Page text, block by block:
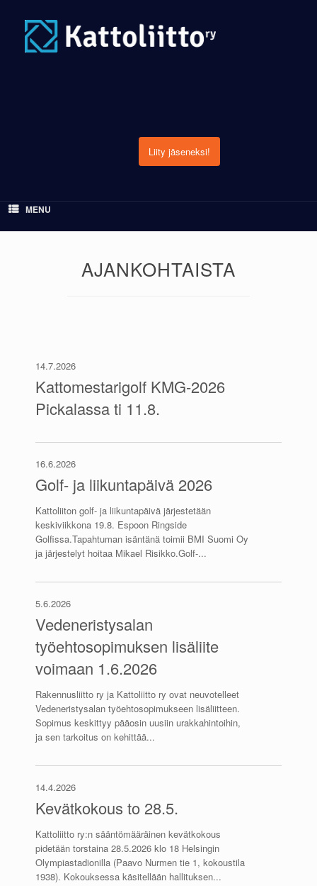
content
Liity jäseneksi!
MENU
AJANKOHTAISTA
14.7.2026
Kattomestarigolf KMG-2026
Pickalassa ti 11.8.
16.6.2026
Golf- ja liikuntapäivä 2026
Kattoliiton golf- ja liikuntapäivä järjestetään
keskiviikkona 19.8. Espoon Ringside
Golfissa.Tapahtuman isäntänä toimii BMI Suomi Oy
ja järjestelyt hoitaa Mikael Risikko.Golf-...
5.6.2026
Vedeneristysalan
työehtosopimuksen lisäliite
voimaan 1.6.2026
Rakennusliitto ry ja Kattoliitto ry ovat neuvotelleet
Vedeneristysalan työehtosopimukseen lisäliitteen.
Sopimus keskittyy pääosin uusiin urakkahintoihin,
ja sen tarkoitus on kehittää...
14.4.2026
Kevätkokous to 28.5.
Kattoliitto ry:n sääntömääräinen kevätkokous
pidetään torstaina 28.5.2026 klo 18 Helsingin
Olympiastadionilla (Paavo Nurmen tie 1, kokoustila
1938). Kokouksessa käsitellään hallituksen...